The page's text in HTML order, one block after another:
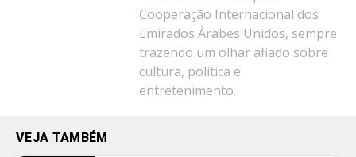
Cooperação Internacional dos
Emirados Árabes Unidos, sempre
trazendo um olhar afiado sobre
cultura, política e
entretenimento.
VEJA TAMBÉM